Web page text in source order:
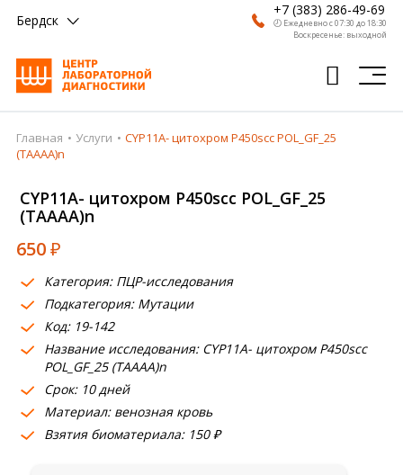
Бердск
+7 (383) 286-49-69
🕗 Ежедневно с 07:30 до 18:30
Воскресенье: выходной
Главная
Врачи
Получить результат
Пациентам
О компании
Где сдать
Партнерам
Главная Услуги
CYP11A- цитохром P450scc POL_GF_25
(TAAAA)n
CYP11A- цитохром P450scc POL_GF_25
(TAAAA)n
650₽
Категория: ПЦР-исследования
Подкатегория: Мутации
Код: 19-142
Название исследования: CYP11A- цитохром P450scc
POL_GF_25 (TAAAA)n
Срок: 10 дней
Материал: венозная кровь
Взятия биоматериала: 150 ₽